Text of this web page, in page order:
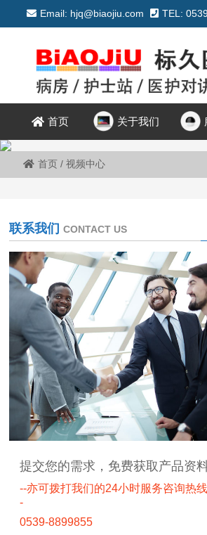
Email: hjq@biaojiu.com TEL:
首页 关于我们
首页/ 视频中心
联系我们 CONTACT US
提交您的需求，免费获取产品资
--亦可拨打我们的24小时服务咨询热
-
0539-8899855